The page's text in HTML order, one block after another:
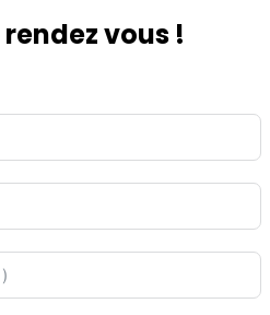
vous !